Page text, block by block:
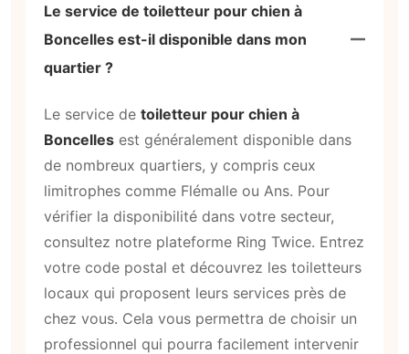
Le service de toiletteur pour chien à
Boncelles est-il disponible dans mon
quartier ?
Le service de toiletteur pour chien à
Boncelles est généralement disponible dans
de nombreux quartiers, y compris ceux
limitrophes comme Flémalle ou Ans. Pour
vérifier la disponibilité dans votre secteur,
consultez notre plateforme Ring Twice. Entrez
votre code postal et découvrez les toiletteurs
locaux qui proposent leurs services près de
chez vous. Cela vous permettra de choisir un
professionnel qui pourra facilement intervenir